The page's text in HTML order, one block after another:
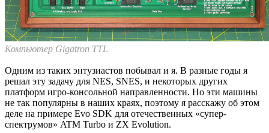
Компьютер Gigatron TTL
Одним из таких энтузиастов побывал и я. В разные годы я
решал эту задачу для NES, SNES, и некоторых других
платформ игро-консольной направленности. Но эти машины
не так популярны в наших краях, поэтому я расскажу об этом
деле на примере Evo SDK для отечественных «супер-
спектрумов» ATM Turbo и ZX Evolution.